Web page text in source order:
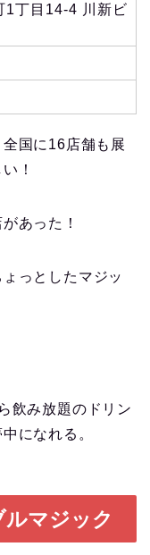
1丁目14-4 川新ビ
国に16店舗も展
！
あった！
っとしたマジッ
飲み放題のドリン
になれる。
マジック